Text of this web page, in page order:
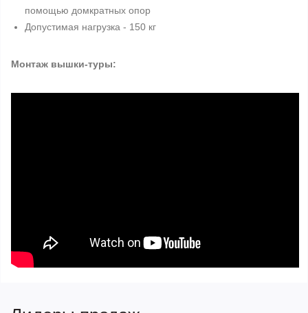
помощью домкратных опор
Допустимая нагрузка - 150 кг
Монтаж вышки-туры: